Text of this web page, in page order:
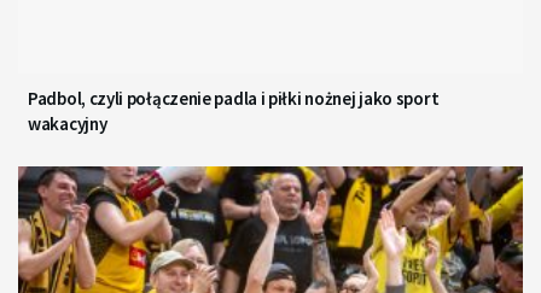
Padbol, czyli połączenie padla i piłki nożnej jako sport
wakacyjny